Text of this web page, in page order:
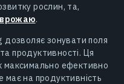
рослин, та,
врожаю.
дозволяє зонувати поля
продуктивності. Ця
максимально ефективно
має на продуктивність